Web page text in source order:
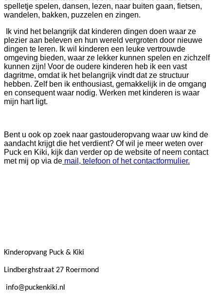
spelletje spelen, dansen, lezen, naar buiten gaan, fietsen,
wandelen, bakken, puzzelen en zingen.
Ik vind het belangrijk dat kinderen dingen doen waar ze
plezier aan beleven en hun wereld vergroten door nieuwe
dingen te leren. Ik wil kinderen een leuke vertrouwde
omgeving bieden, waar ze lekker kunnen spelen en zichzelf
kunnen zijn! Voor de oudere kinderen heb ik een vast
dagritme, omdat ik het belangrijk vindt dat ze structuur
hebben. Zelf ben ik enthousiast, gemakkelijk in de omgang
en consequent waar nodig. Werken met kinderen is waar
mijn hart ligt.
Bent u ook op zoek naar gastouderopvang waar uw kind de
aandacht krijgt die het verdient? Of wil je meer weten over
Puck en Kiki, kijk dan verder op de website of neem contact
met mij op via de mail, telefoon of het contactformulier.
Kinderopvang Puck & Kiki
Lindberghstraat 27 Roermond
info@puckenkiki.nl